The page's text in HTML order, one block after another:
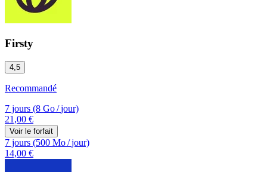
Firsty
4,5
Recommandé
7 jours (8 Go/jour)
21,00 €
Voir le forfait
7 jours (500 Mo/jour)
14,00 €